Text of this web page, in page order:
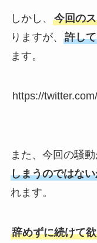
しかし、 今回の
りますが、 許し
ます。
https://
また、今回の騒
しまうのではな
れます。
辞めずに続けて